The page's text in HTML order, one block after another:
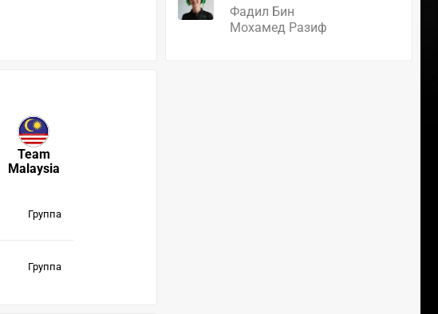
Фадил Бин
Мохамед Разиф
Team
Malaysia
Группа
Группа